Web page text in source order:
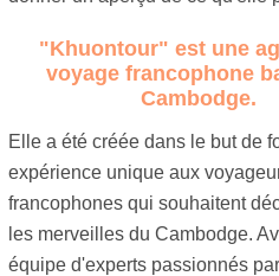
"Khuontour" est une
voyage francophone
Cambodge.
Elle a été créée dans le but de
expérience unique aux
francophones qui souhaitent
les merveilles du Cambodge.
équipe d'experts passionnés